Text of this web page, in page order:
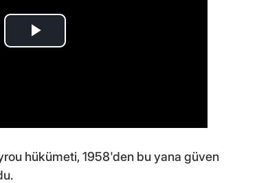
hükümeti, 1958'den bu yana güven